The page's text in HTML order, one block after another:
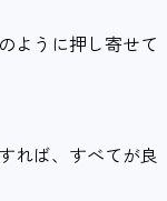
ように押し寄せて
れば、すべてが良